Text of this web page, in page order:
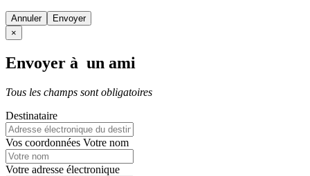
Annuler
×
Envoyer à un ami
Tous les champs sont obligatoires
Destinataire
Vos coordonnées Votre nom
Votre adresse électronique